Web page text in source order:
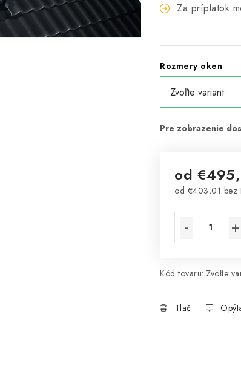
Za príplatok
Rozmery oken
od
od €403,01 bez
Kód tovaru: Zvoľte
Tlač